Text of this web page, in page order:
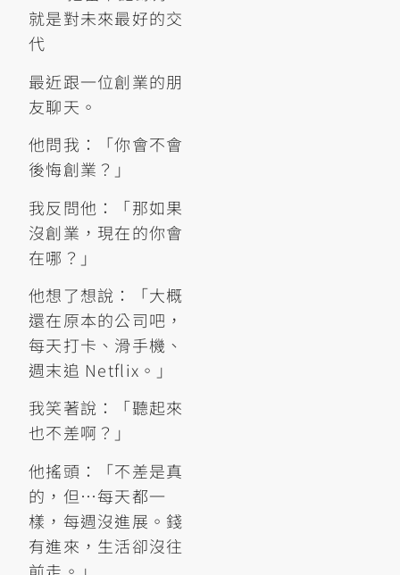
就是對未來最好的交
代
最近跟一位創業的朋
友聊天。
他問我：「你會不會
後悔創業？」
我反問他：「那如果
沒創業，現在的你會
在哪？」
他想了想說：「大概
還在原本的公司吧，
每天打卡、滑手機、
週末追 Netflix。」
我笑著說：「聽起來
也不差啊？」
他搖頭：「不差是真
的，但⋯每天都一
樣，每週沒進展。錢
有進來，生活卻沒往